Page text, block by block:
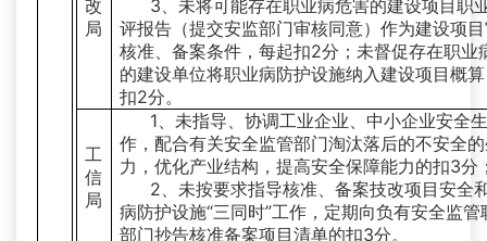
改
局
3、未将可能存在职业病危害的建设项目职
评报告（提交安监部门审核同意）作为建设项
核准、备案条件，每起扣2分；未督促存在职业
的建设单位将职业病防护设施纳入建设项目概
扣2分。
工
信
局
1、未指导、协调工业企业、中小企业安全
作，配合有关安全监管部门淘汰落后的不安全
力，优化产业结构，提高安全保障能力的扣3分
2、未按要求指导核准、备案技改项目安全
病防护设施“三同时”工作，定期向负有安全监管
部门抄告核准备案项目清单的扣3分。